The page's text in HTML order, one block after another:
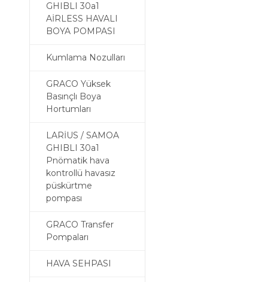
GHIBLI 30a1
AİRLESS HAVALI
BOYA POMPASI
Kumlama Nozulları
GRACO Yüksek
Basınçlı Boya
Hortumları
LARİUS / SAMOA
GHIBLI 30a1
Pnömatik hava
kontrollü havasız
püskürtme
pompası
GRACO Transfer
Pompaları
HAVA SEHPASI